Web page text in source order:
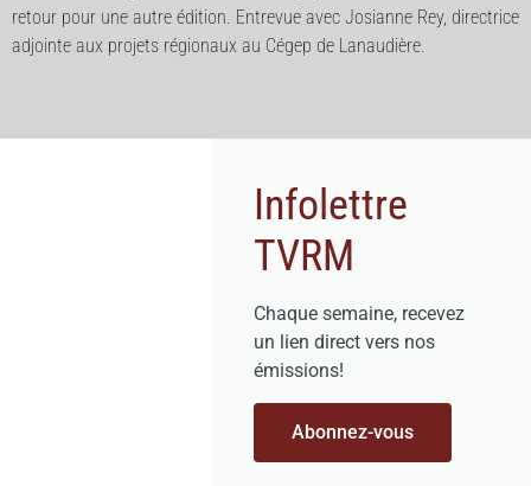
retour pour une autre édition. Entrevue avec Josianne Rey, directrice
adjointe aux projets régionaux au Cégep de Lanaudière.
Infolettre
TVRM
Chaque semaine, recevez
un lien direct vers nos
émissions!
Abonnez-vous